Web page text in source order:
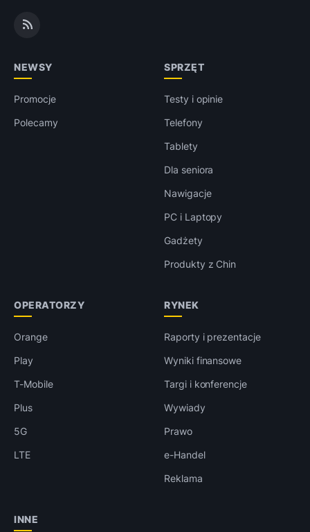
NEWSY
Promocje
Polecamy
SPRZĘT
Testy i opinie
Telefony
Tablety
Dla seniora
Nawigacje
PC i Laptopy
Gadżety
Produkty z Chin
OPERATORZY
Orange
Play
T-Mobile
Plus
5G
LTE
RYNEK
Raporty i prezentacje
Wyniki finansowe
Targi i konferencje
Wywiady
Prawo
e-Handel
Reklama
INNE